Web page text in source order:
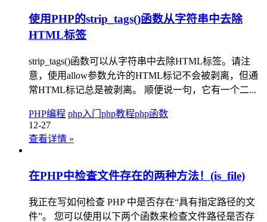
使用PHP的strip_tags()函数从字符串中去除
HTML标签
strip_tags()函数可以从字符串中去除HTML标签。请注
意，使用allow参数允许的HTML标记不会被剥离，但通
常HTML标记总是被剥离。 顺便说一句，它有一个二...
PHP编程 php入门 php教程php函数
12-27
查看详情 »
在PHP中检查文件存在的两种方法！(is_file)
我正在写如何检查 PHP 中是否存在“具有指定路径的文
件”。 您可以使用以下两个函数来检查文件路径是否存